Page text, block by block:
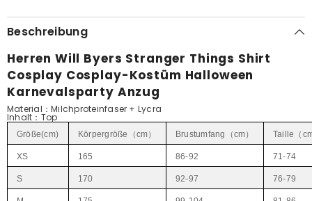
Beschreibung
Herren Will Byers Stranger Things Shirt
Cosplay Cosplay-Kostüm Halloween
Karnevalsparty Anzug
Material：Milchproteinfaser + Lycra
Inhalt ：Top
Größe(cm) Körpergröße（cm） Brustumfang（cm） Taille（
XS 165 86-92 71-74
S 170 92-97 76-79